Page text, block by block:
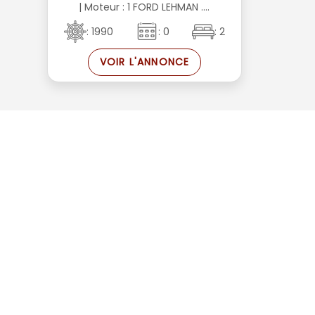
| Moteur : 1 FORD LEHMAN ....
: 1990
: 0 : 2
VOIR L'ANNONCE